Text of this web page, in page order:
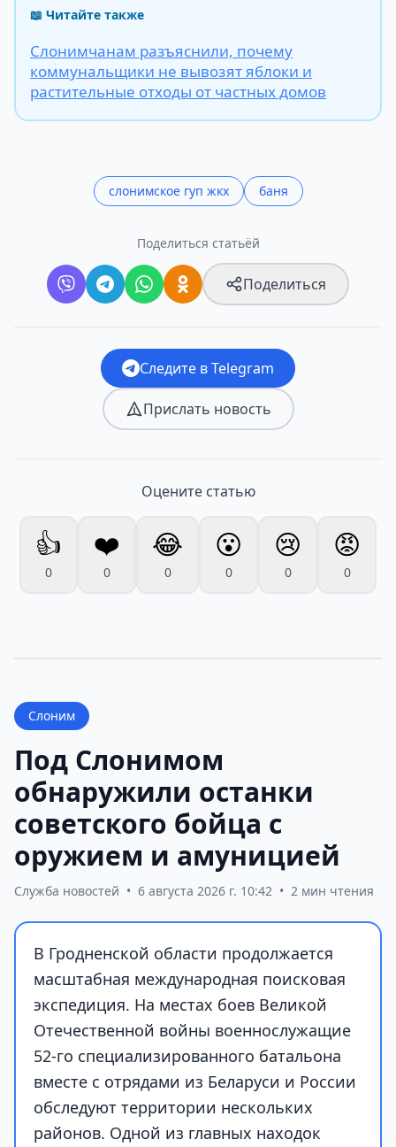
📖 Читайте также
Слонимчанам разъяснили, почему
коммунальщики не вывозят яблоки и
растительные отходы от частных домов
слонимское гуп жкх баня
Поделиться статьёй
Поделиться
Следите в Telegram
Прислать новость
Оцените статью
👍
0
❤️
0
😂
0
😮
0
😢
0
😡
0
Слоним
Под Слонимом
обнаружили останки
советского бойца с
оружием и амуницией
Служба новостей • 6 августа 2026 г. 10:42 • 2 мин чтения
В Гродненской области продолжается
масштабная международная поисковая
экспедиция. На местах боев Великой
Отечественной войны военнослужащие
52-го специализированного батальона
вместе с отрядами из Беларуси и России
обследуют территории нескольких
районов. Одной из главных находок